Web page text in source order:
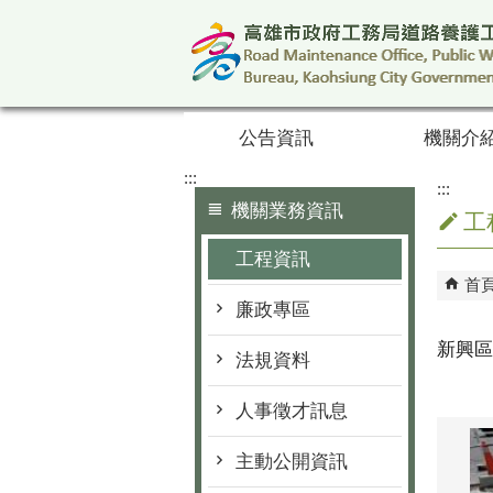
公告資訊 機關介
:::
機關業務資訊
工程資訊
廉政專區
法規資料
人事徵才訊息
主動公開資訊
:::
工
首
新興